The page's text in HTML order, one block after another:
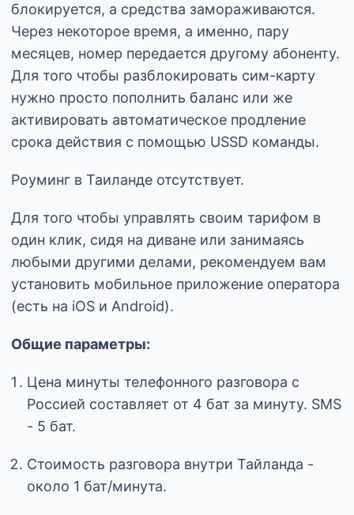
блокируется, а средства замораживаются.
Через некоторое время, а именно, пару
месяцев, номер передается другому абоненту.
Для того чтобы разблокировать сим-карту
нужно просто пополнить баланс или же
активировать автоматическое продление
срока действия с помощью USSD команды.
Роуминг в Таиланде отсутствует.
Для того чтобы управлять своим тарифом в
один клик, сидя на диване или занимаясь
любыми другими делами, рекомендуем вам
установить мобильное приложение оператора
(есть на iOS и Android).
Общие параметры:
Цена минуты телефонного разговора с
Россией составляет от 4 бат за минуту. SMS
- 5 бат.
Стоимость разговора внутри Тайланда -
около 1 бат/минута.